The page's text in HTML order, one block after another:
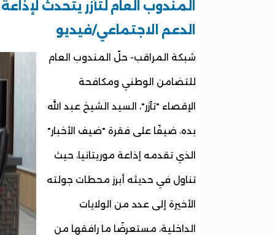
المندوب العام لتآزر يتحدث
الدعم الاجتماعي/فيديو
شبكة المراقب- حلّ المندوب العام
للتضامن الوطني ومكافحة
الإقصاء "تآزر"، السيد الشيخ عبد الله
بده، ضيفًا على فقرة "ضيف الأخبار"
الذي تقدمه إذاعة موريتانيا، حيث
تناول في حديثه أبرز محطات جولته
الأخيرة إلى عدد من الولايات
الداخلية، مستعرضًا ما رافقها من